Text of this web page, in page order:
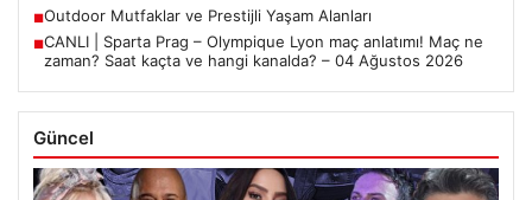
■Outdoor Mutfaklar ve Prestijli Yaşam Alanları
■CANLI | Sparta Prag – Olympique Lyon maç anlatımı! Maç ne
zaman? Saat kaçta ve hangi kanalda? – 04 Ağustos 2026
Güncel